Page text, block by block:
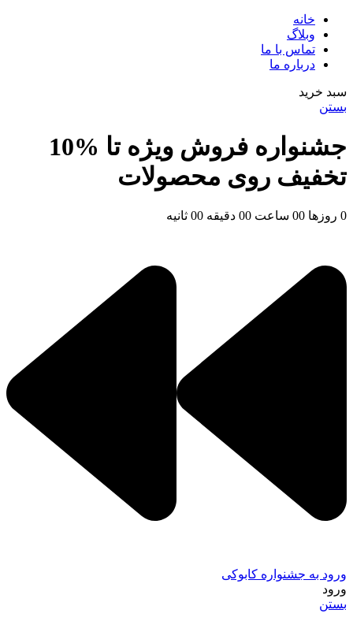
خانه
وبلاگ
تماس با ما
درباره ما
سبد خرید
بستن
جشنواره فروش ویژه تا %10
تخفیف روی محصولات
0 روزها 00 ساعت 00 دقیقه 00 ثانیه
ورود به جشنواره کابوکی
ورود
بستن